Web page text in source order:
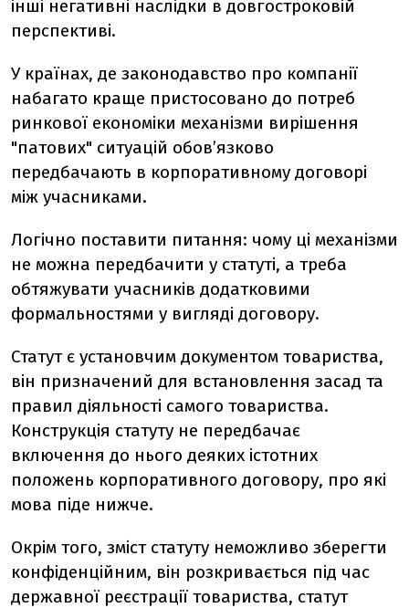
інші негативні наслідки в довгостроковій
перспективі.
У країнах, де законодавство про компанії
набагато краще пристосовано до потреб
ринкової економіки механізми вирішення
"патових" ситуацій обов’язково
передбачають в корпоративному договорі
між учасниками.
Логічно поставити питання: чому ці механізми
не можна передбачити у статуті, а треба
обтяжувати учасників додатковими
формальностями у вигляді договору.
Статут є установчим документом товариства,
він призначений для встановлення засад та
правил діяльності самого товариства.
Конструкція статуту не передбачає
включення до нього деяких істотних
положень корпоративного договору, про які
мова піде нижче.
Окрім того, зміст статуту неможливо зберегти
конфіденційним, він розкривається під час
державної реєстрації товариства, статут